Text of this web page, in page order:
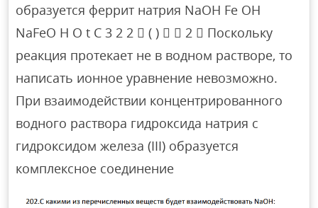
образуется феррит натрия NaOH Fe OH
NaFeO H O t C 3 2 2  ( )   2  Поскольку
реакция протекает не в водном растворе, то
написать ионное уравнение невозможно.
При взаимодействии концентрированного
водного раствора гидроксида натрия с
гидроксидом железа (III) образуется
комплексное соединение